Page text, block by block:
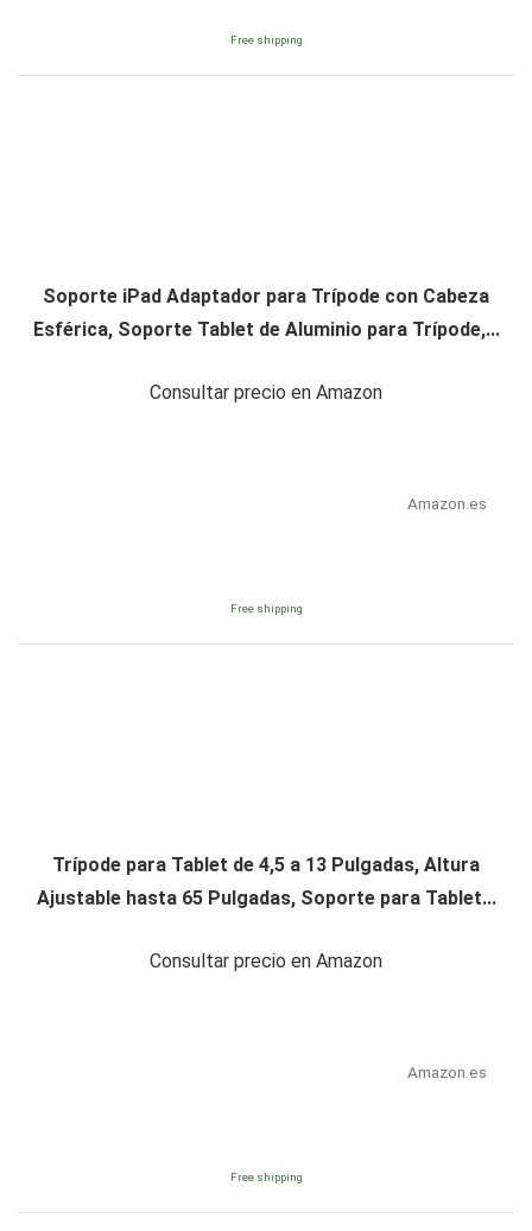
Free shipping
Soporte iPad Adaptador para Trípode con Cabeza
Esférica, Soporte Tablet de Aluminio para Trípode,...
Consultar precio en Amazon
Amazon.es
Free shipping
Trípode para Tablet de 4,5 a 13 Pulgadas, Altura
Ajustable hasta 65 Pulgadas, Soporte para Tablet...
Consultar precio en Amazon
Amazon.es
Free shipping